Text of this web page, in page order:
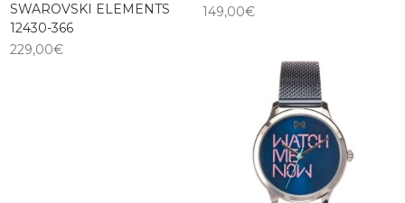
SWAROVSKI ELEMENTS
12430-366
229,00€
149,00€